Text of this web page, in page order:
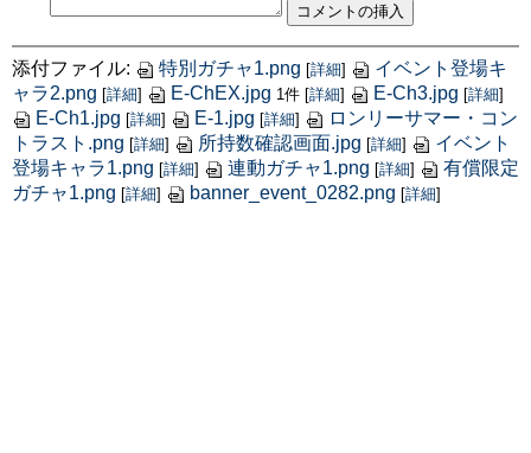
添付ファイル: 特別ガチャ1.png [詳細]
イベント登場キ
ャラ2.png [詳細] E-ChEX.jpg 1件 [詳細] E-Ch3.jpg [詳細]
E-Ch1.jpg [詳細] E-1.jpg [詳細]
ロンリーサマー・コン
トラスト.png [詳細] 所持数確認画面.jpg [詳細]
イベント
登場キャラ1.png [詳細] 連動ガチャ1.png [詳細]
有償限定
ガチャ1.png [詳細] banner_event_0282.png [詳細]